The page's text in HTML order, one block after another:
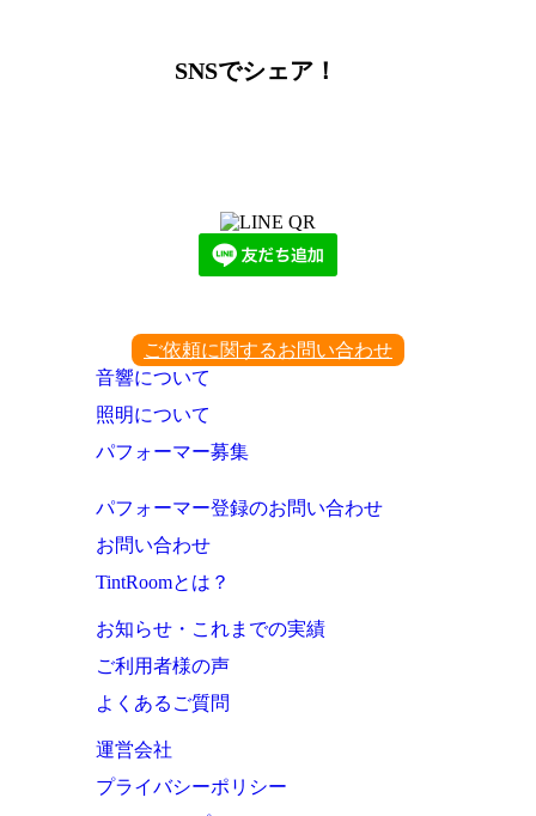
SNSでシェア！
ご依頼に関するお問い合わせ
音響について
照明について
パフォーマー募集
パフォーマー登録のお問い合わせ
お問い合わせ
TintRoomとは？
お知らせ・これまでの実績
ご利用者様の声
よくあるご質問
運営会社
プライバシーポリシー